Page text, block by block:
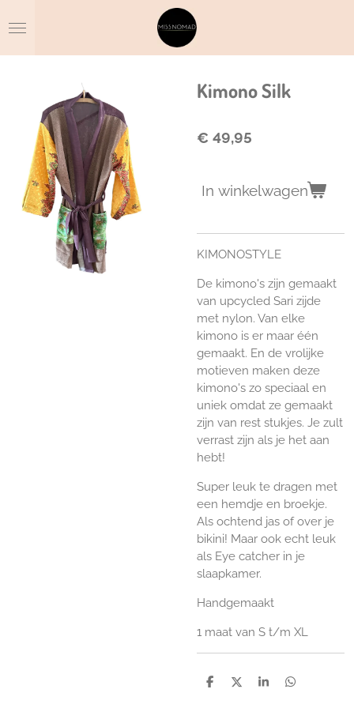
direct
Kimono Silk
€ 49,95
In winkelwagen
KIMONOSTYLE
De kimono's zijn gemaakt
van upcycled Sari zijde
met nylon. Van elke
kimono is er maar één
gemaakt. En de vrolijke
motieven maken deze
kimono's zo speciaal en
uniek omdat ze gemaakt
zijn van rest stukjes. Je zult
verrast zijn als je het aan
hebt!
Super leuk te dragen met
een hemdje en broekje.
Als ochtend jas of over je
bikini! Maar ook echt leuk
als Eye catcher in je
slaapkamer.
Handgemaakt
1 maat van S t/m XL
D
D
S
D